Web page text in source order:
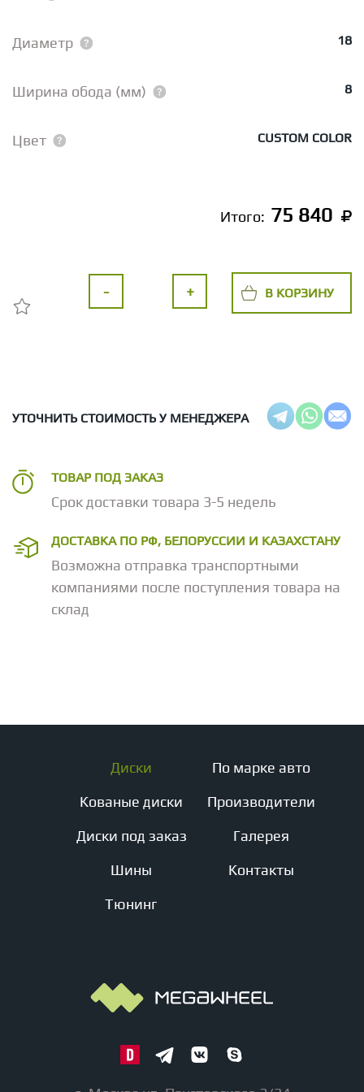
Диаметр 18
Ширина обода (мм) 8
Цвет CUSTOM COLOR
Итого: 75 840
- + В КОРЗИНУ
УТОЧНИТЬ СТОИМОСТЬ У МЕНЕДЖЕРА
ТОВАР ПОД ЗАКАЗ
Срок доставки товара 3-5 недель
ДОСТАВКА ПО РФ, БЕЛОРУССИИ И КАЗАХСТАНУ
Возможна отправка транспортными
компаниями после поступления товара на
склад
Диски
Кованые диски
Диски под заказ
Шины
Тюнинг
По марке авто
Производители
Галерея
Контакты